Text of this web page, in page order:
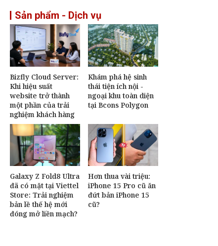
Sản phẩm - Dịch vụ
Bizfly Cloud Server:
Khi hiệu suất
website trở thành
một phần của trải
nghiệm khách hàng
Khám phá hệ sinh
thái tiện ích nội -
ngoại khu toàn diện
tại Bcons Polygon
Galaxy Z Fold8 Ultra
đã có mặt tại Viettel
Store: Trải nghiệm
bản lề thế hệ mới
đóng mở liền mạch?
Hơn thua vài triệu:
iPhone 15 Pro cũ ăn
đứt bản iPhone 15
cũ?